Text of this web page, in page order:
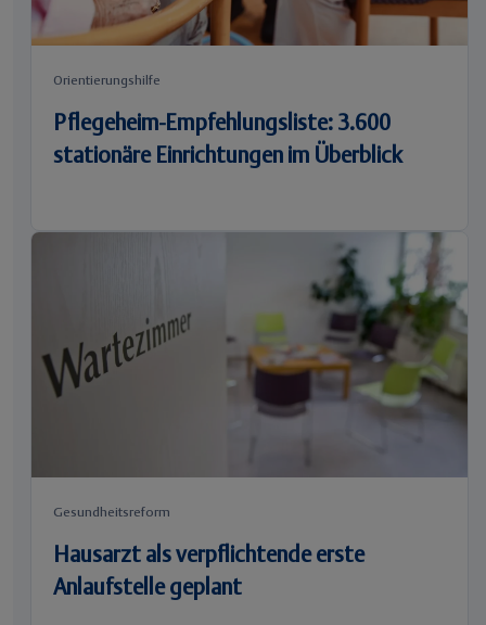
Orientierungshilfe
Pflegeheim-Empfehlungsliste: 3.600
stationäre Einrichtungen im Überblick
Gesundheitsreform
Hausarzt als verpflichtende erste
Anlaufstelle geplant